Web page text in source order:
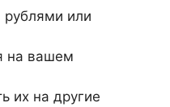
рублями или
на вашем
их на другие